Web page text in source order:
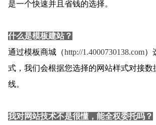
是一个快速并且省钱的选择。
什么是模板建站？
通过模板商城（http://1.4000730138.com）
式，我们会根据您选择的网站样式对接数
线。
我对网站技术不是很懂，能全权委托吗？